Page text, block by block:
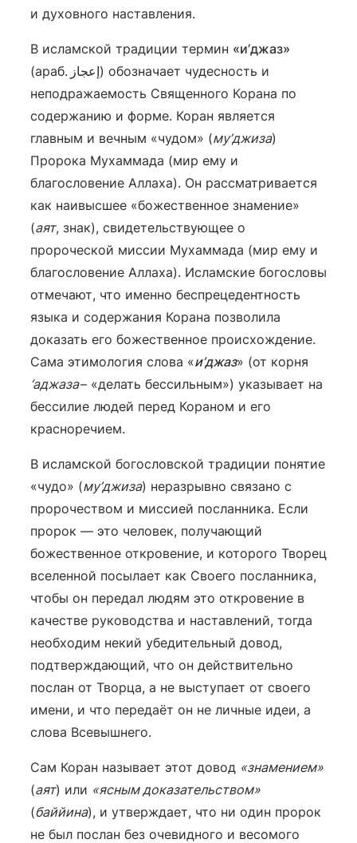
и духовного наставления.
В исламской традиции термин «и’джаз»
(араб. إعجاز) обозначает чудесность и
неподражаемость Священного Корана по
содержанию и форме. Коран является
главным и вечным «чудом» (му’джиза)
Пророка Мухаммада (мир ему и
благословение Аллаха). Он рассматривается
как наивысшее «божественное знамение»
(аят, знак), свидетельствующее о
пророческой миссии Мухаммада (мир ему и
благословение Аллаха). Исламские богословы
отмечают, что именно беспрецедентность
языка и содержания Корана позволила
доказать его божественное происхождение.
Сама этимология слова «и’джаз» (от корня
‘аджаза– «делать бессильным») указывает на
бессилие людей перед Кораном и его
красноречием.
В исламской богословской традиции понятие
«чудо» (му’джиза) неразрывно связано с
пророчеством и миссией посланника. Если
пророк — это человек, получающий
божественное откровение, и которого Творец
вселенной посылает как Своего посланника,
чтобы он передал людям это откровение в
качестве руководства и наставлений, тогда
необходим некий убедительный довод,
подтверждающий, что он действительно
послан от Творца, а не выступает от своего
имени, и что передаёт он не личные идеи, а
слова Всевышнего.
Сам Коран называет этот довод «знамением»
(аят) или «ясным доказательством»
(баййина), и утверждает, что ни один пророк
не был послан без очевидного и весомого